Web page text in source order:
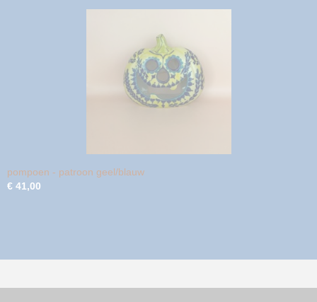
pompoen - patroon geel/blauw
€ 41,00